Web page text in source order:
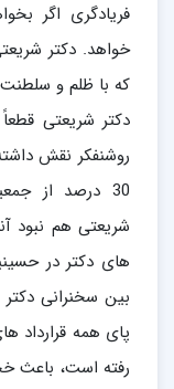
فریادگری اگر
خواهد. دکتر
که با ظلم و سلطنت
دکتر شریعتی
روشنفکر نقش
30 درصد از
شریعتی هم نبود
های دکتر در
بین سخنرانی
پای همه قرارداد
رفته است، باعث